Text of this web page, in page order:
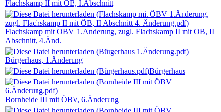
Flachskamp II mit ÖB, I.Abschnitt
Flachskamp mit ÖBV, 1.Änderung, zugl. Flachskamp II mit ÖB, II
Abschnitt, 4.Änd.
Bürgerhaus, 1.Änderung
Bürgerhaus
Bornheide III mit ÖBV, 6.Änderung